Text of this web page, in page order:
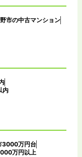
市の中古マンション
内
3000万円台
万円以上